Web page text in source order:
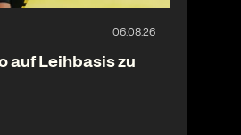
auf Leihbasis zu